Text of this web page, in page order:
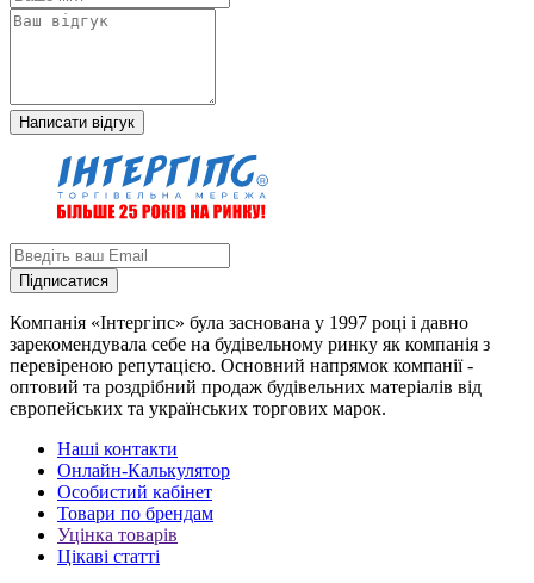
Написати відгук
Підписатися
Компанія «Інтергіпс» була заснована у 1997 році і давно
зарекомендувала себе на будівельному ринку як компанія з
перевіреною репутацією. Основний напрямок компанії -
оптовий та роздрібний продаж будівельних матеріалів від
європейських та українських торгових марок.
Наші контакти
Онлайн-Калькулятор
Особистий кабінет
Товари по брендам
Уцінка товарів
Цікаві статті